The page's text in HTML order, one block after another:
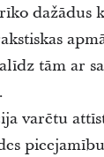
dažādus
tām ar
varētu